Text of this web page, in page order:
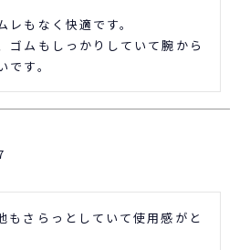
レもなく快適です。
ゴムもしっかりしていて腕から
す。
もさらっとしていて使用感がと